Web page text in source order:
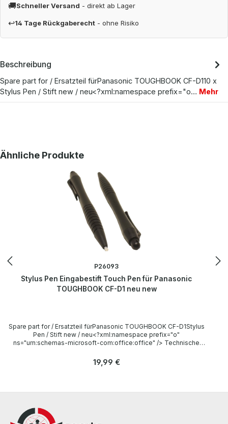
🚚Schneller Versand - direkt ab Lager
↩14 Tage Rückgaberecht - ohne Risiko
Beschreibung
Spare part for / Ersatzteil fürPanasonic TOUGHBOOK CF-D110 x
Stylus Pen / Stift new / neu<?xml:namespace prefix="o… Mehr
Produktgalerie überspringen
Ähnliche Produkte
P26093
Stylus Pen Eingabestift Touch Pen für Panasonic
TOUGHBOOK CF-D1 neu new
Spare part for / Ersatzteil fürPanasonic TOUGHBOOK CF-D1Stylus
Pen / Stift new / neu<?xml:namespace prefix="o"
ns="urn:schemas-microsoft-com:office:office" /> Technische
Compatible Panasonic TOUGHBOOK CF-D1 Delivery /
Lieferumfang 1 x Stylus Pen
Regulärer Preis:
19,99 €